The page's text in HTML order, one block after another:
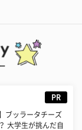
PR
ブッラータチーズ
大学生が挑んだ自